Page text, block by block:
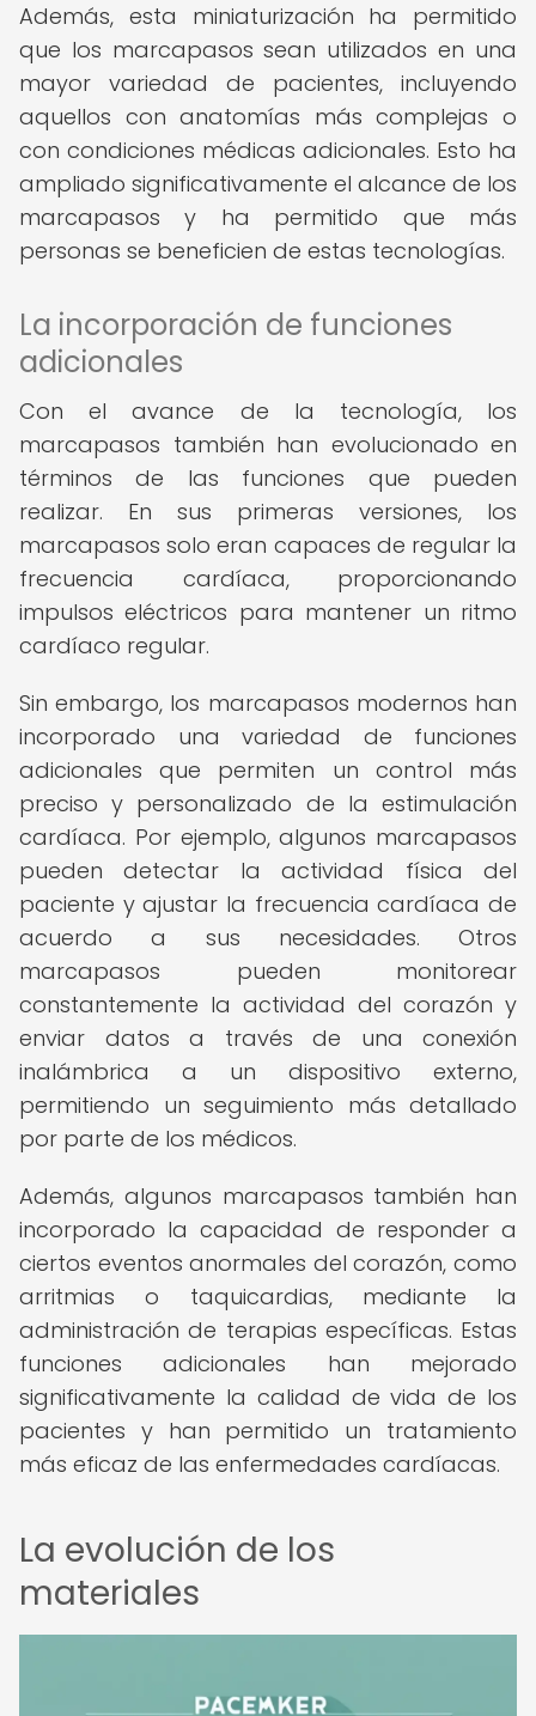
Además, esta miniaturización ha permitido
que los marcapasos sean utilizados en una
mayor variedad de pacientes, incluyendo
aquellos con anatomías más complejas o
con condiciones médicas adicionales. Esto ha
ampliado significativamente el alcance de los
marcapasos y ha permitido que más
personas se beneficien de estas tecnologías.
La incorporación de funciones
adicionales
Con el avance de la tecnología, los
marcapasos también han evolucionado en
términos de las funciones que pueden
realizar. En sus primeras versiones, los
marcapasos solo eran capaces de regular la
frecuencia cardíaca, proporcionando
impulsos eléctricos para mantener un ritmo
cardíaco regular.
Sin embargo, los marcapasos modernos han
incorporado una variedad de funciones
adicionales que permiten un control más
preciso y personalizado de la estimulación
cardíaca. Por ejemplo, algunos marcapasos
pueden detectar la actividad física del
paciente y ajustar la frecuencia cardíaca de
acuerdo a sus necesidades. Otros
marcapasos pueden monitorear
constantemente la actividad del corazón y
enviar datos a través de una conexión
inalámbrica a un dispositivo externo,
permitiendo un seguimiento más detallado
por parte de los médicos.
Además, algunos marcapasos también han
incorporado la capacidad de responder a
ciertos eventos anormales del corazón, como
arritmias o taquicardias, mediante la
administración de terapias específicas. Estas
funciones adicionales han mejorado
significativamente la calidad de vida de los
pacientes y han permitido un tratamiento
más eficaz de las enfermedades cardíacas.
La evolución de los
materiales